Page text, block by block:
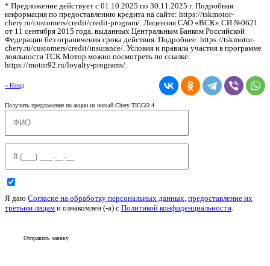
* Предложение действует с 01.10.2025 по 30.11.2025 г. Подробная
информация по предоставлению кредита на сайте: https://tskmotor-
chery.ru/customers/credit/credit-program/. Лицензия САО «ВСК» СИ №0621
от 11 сентября 2015 года, выданных Центральным Банком Российской
Федерации без ограничения срока действия. Подробнее: https://tskmotor-
chery.ru/customers/credit/insurance/. Условия и правила участия в программе
лояльности ТСК Мотор можно посмотреть по ссылке:
https://motor92.ru/loyalty-programs/.
« Назад
Получить предложение по акции на новый Chery TIGGO 4
Я даю Согласие на обработку персональных данных предоставление их
третьим лицам и ознакомлен (-а) c Политикой конфиденциальности
Отправить заявку